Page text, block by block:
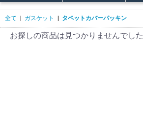
全て | ガスケット | タペットカバーパッキン
お探しの商品は見つかりませんでした